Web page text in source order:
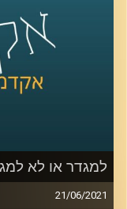
קרדיט תמונות:
למגדר או לא
21/06/2021